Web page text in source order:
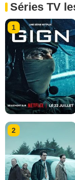
Séries TV
1
2